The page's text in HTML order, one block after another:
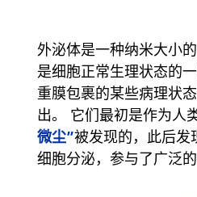
外泌体是一种纳米大小
是细胞正常生理状态的
重膜包裹的某些病理状
出。 它们最初是作为人
微尘”被发现的，此后发
细胞分泌，参与了广泛